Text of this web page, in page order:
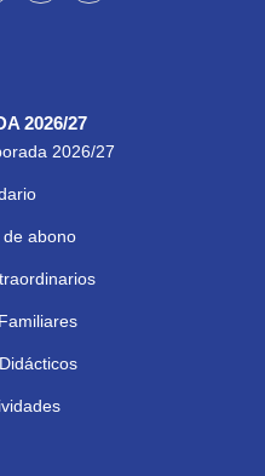
2026/27
2026/27
de abono